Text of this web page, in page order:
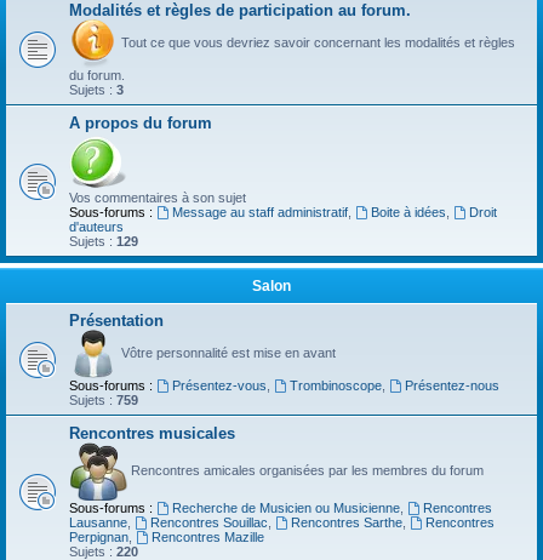
Modalités et règles de participation au forum.
Tout ce que vous devriez savoir concernant les modalités et règles
du forum.
Sujets : 3
A propos du forum
Vos commentaires à son sujet
Sous-forums :
Message au staff administratif, Boite à idées
Droit
d'auteurs
Sujets : 129
Salon
Présentation
Vôtre personnalité est mise en avant
Sous-forums : Présentez-vous Trombinoscope,
Présentez-nous
Sujets : 759
Rencontres musicales
Rencontres amicales organisées par les membres du forum
Sous-forums : Recherche de Musicien ou Musicienne,
Rencontres
Lausanne
Rencontres Souillac Rencontres Sarthe,
Rencontres
Perpignan
Rencontres Mazille
Sujets : 220